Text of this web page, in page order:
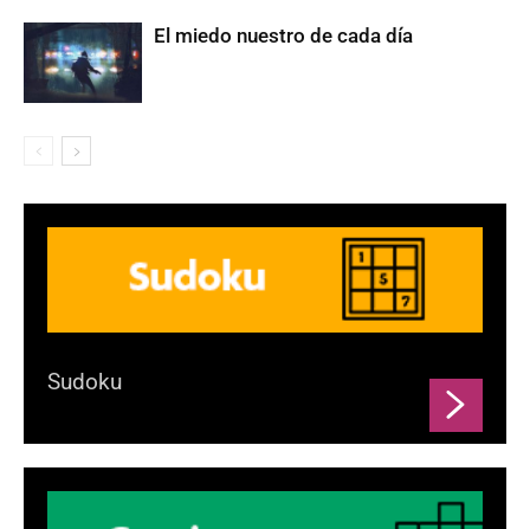
El miedo nuestro de cada día
Sudoku